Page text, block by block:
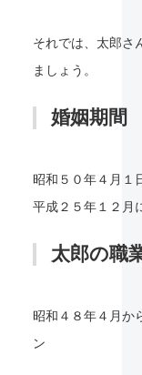
それでは、太郎さ
ましょう。
婚姻期間
昭和５０年４月１
平成２５年１２月
太郎の職
昭和４８年４月か
ン